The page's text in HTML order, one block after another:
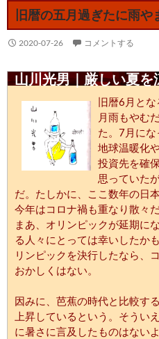
旧暦の五月過ぎたに雨や
2020-07-26 コメントする
山川光男｜厳しい夏を
旧暦6月と
月雨もやむ
た。7月にな
地球温暖化
投資先を確
思っていた
だ。たしかに、ここ数年の日
今年はコロナ禍も重なり散々だ
まあ、オリンピックが延期に
る人々にとっては幸いしたか
リンピックを決行したなら、
おかしくはない。
因みに、芭蕉の時代と比較す
上昇しているという。そうい
に暑さに言及したものはない